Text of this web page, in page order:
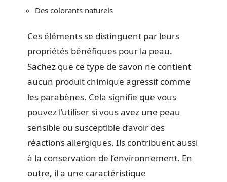
Des colorants naturels
Ces éléments se distinguent par leurs
propriétés bénéfiques pour la peau.
Sachez que ce type de savon ne contient
aucun produit chimique agressif comme
les parabènes. Cela signifie que vous
pouvez l’utiliser si vous avez une peau
sensible ou susceptible d’avoir des
réactions allergiques. Ils contribuent aussi
à la conservation de l’environnement. En
outre, il a une caractéristique